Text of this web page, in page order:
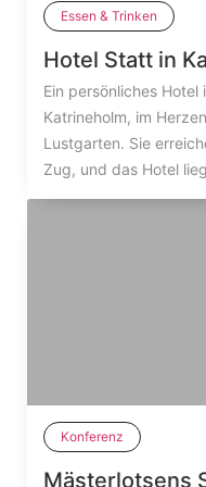
Essen & Trinken
Hotel Statt in
Ein persönliches Hotel
Katrineholm, im
Lustgarten. Sie
Zug, und das Hotel
Konferenz
Mästerlotsens